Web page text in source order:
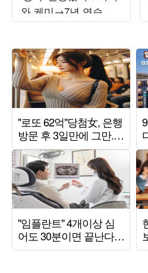
와 케미→7년 연습생
비하인드 대방출 ('냉